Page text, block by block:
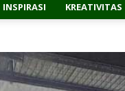
INSPIRASI KREATIVITAS